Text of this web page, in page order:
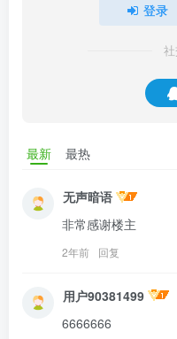
登录
最新 最热
无声暗语
非常感谢楼主
2年前 回复
用户90381499
6666666